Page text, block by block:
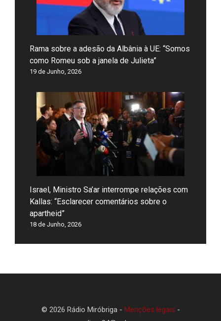
Rama sobre a adesão da Albânia à UE: “Somos
como Romeu sob a janela de Julieta”
19 de Junho, 2026
Israel, Ministro Sa’ar interrompe relações com
Kallas: “Esclarecer comentários sobre o
apartheid”
18 de Junho, 2026
© 2026 Rádio Miróbriga - Menções legais -